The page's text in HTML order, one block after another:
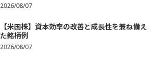
2026/08/07
【米国株】資本効率の改善と成長性を兼ね備え
た銘柄例
2026/08/07